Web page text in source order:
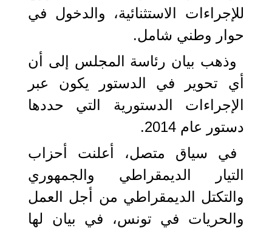
للإجراءات الاستثنائية، والدخول في
حوار وطني شامل.
وذهب بيان رئاسة المجلس إلى أن
أي تحوير في الدستور يكون عبر
الإجراءات الدستورية التي حددها
دستور عام 2014.
في سياق متصل، أعلنت أحزاب
التيار الديمقراطي والجمهوري
والتكتل الديمقراطي من أجل العمل
والحريات في تونس، في بيان لها